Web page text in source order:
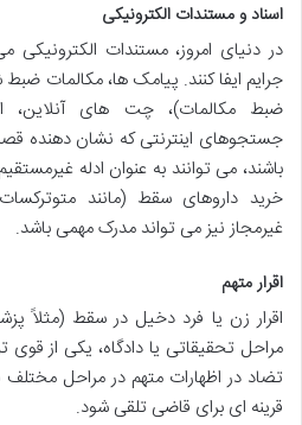
اسناد و مستندات الکترونیکی
در دنیای امروز، مستندات
جرایم ایفا کنند. پیامک ها، مکالمات
ضبط مکالمات)، چت های آنلاین،
جستجوهای اینترنتی که نشان دهنده
باشند، می توانند به عنوان ادله
خرید داروهای سقط (مانند
غیرمجاز نیز می تواند مدرک مهمی باشد.
اقرار متهم
اقرار زن یا فرد دخیل در سقط (مثلاً
مراحل تحقیقاتی یا دادگاه، یکی از
تضاد در اظهارات متهم در مراحل مختلف
قرینه ای برای قاضی تلقی شود.